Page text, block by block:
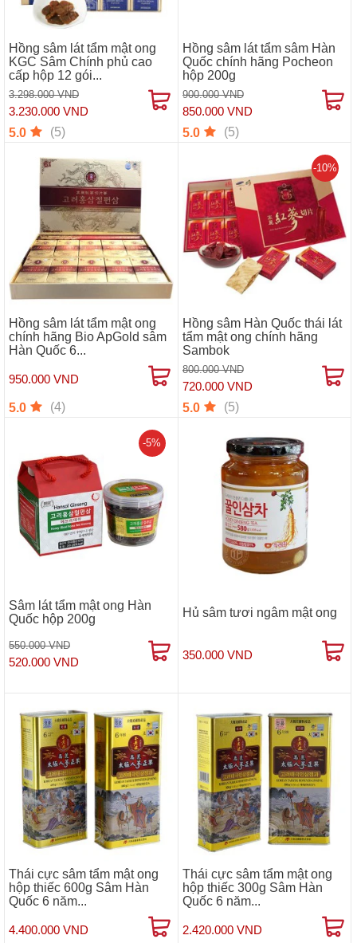
Hồng sâm lát tẩm mật ong
KGC Sâm Chính phủ cao
cấp hộp 12 gói...
3.298.000 VND
3.230.000 VND
5.0 (5)
Hồng sâm lát tẩm sâm Hàn
Quốc chính hãng Pocheon
hộp 200g
900.000 VND
850.000 VND
5.0 (5)
Hồng sâm lát tẩm mật ong
chính hãng Bio ApGold sâm
Hàn Quốc 6...
950.000 VND
5.0 (4)
Hồng sâm Hàn Quốc thái lát
tẩm mật ong chính hãng
Sambok
800.000 VND
720.000 VND
-10%
5.0 (5)
Sâm lát tẩm mật ong Hàn
Quốc hộp 200g
550.000 VND
520.000 VND
-5%
Hủ sâm tươi ngâm mật ong
350.000 VND
Thái cực sâm tẩm mật ong
hộp thiếc 600g Sâm Hàn
Quốc 6 năm...
4.400.000 VND
Thái cực sâm tẩm mật ong
hộp thiếc 300g Sâm Hàn
Quốc 6 năm...
2.420.000 VND